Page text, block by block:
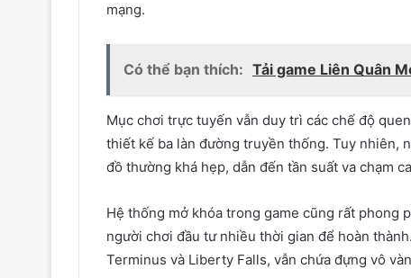
mạng.
Có thể bạn thích: Tải game Liên Quân
Mục chơi trực tuyến vẫn duy trì các chế độ
thiết kế ba làn đường truyền thống. Tuy nhiên,
đồ thường khá hẹp, dẫn đến tần suất va chạm
Hệ thống mở khóa trong game cũng rất phong
người chơi đầu tư nhiều thời gian để hoàn
Terminus và Liberty Falls, vẫn chứa đựng vô